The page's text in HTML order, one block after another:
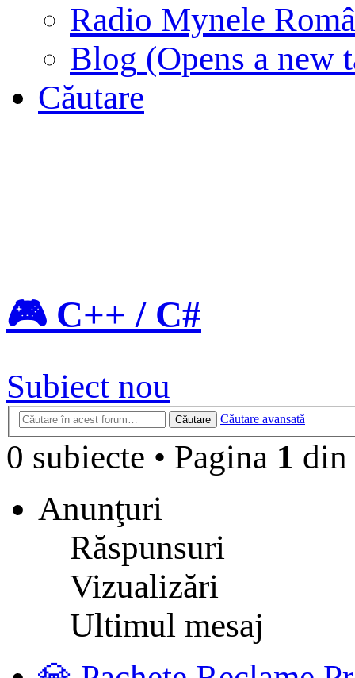
Radio Mynele
Blog (Opens a new
Căutare
🎮 C++ / C#
Subiect nou
Căutare Căutare avansată
0 subiecte • Pagina 1 din
Anunţuri
Răspunsuri
Vizualizări
Ultimul mesaj